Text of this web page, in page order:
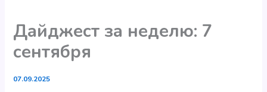
Дайджест за неделю: 7
сентября
07.09.2025